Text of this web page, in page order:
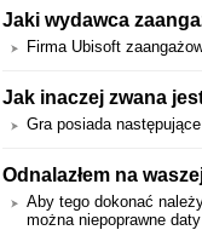
Jaki wydawca
Firma Ubisoft
Jak inaczej zwana
Gra posiada
Odnalazłem na
Aby tego dokonać
można niepoprawne